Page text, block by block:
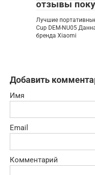
отзывы
Лучшие
Cup DEM-NU05
бренда Xiaomi
Добавить
Имя
Email
Комментарий